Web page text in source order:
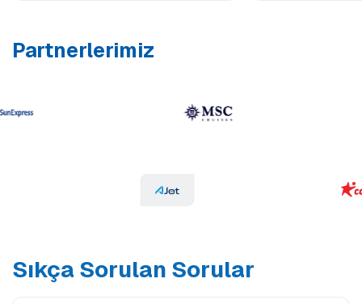
Partnerlerimiz
Sıkça Sorulan Sorular